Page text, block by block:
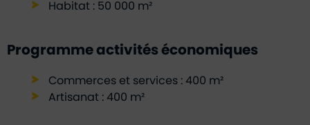
Habitat : 50 000 m²
Programme activités économiques
Commerces et services : 400 m²
Artisanat : 400 m²